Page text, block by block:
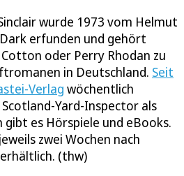
wurde 1973 vom Helmut
erfunden und gehört
oder Perry Rhodan zu
in Deutschland. Seit
Verlag wöchentlich
Yard-Inspector als
es Hörspiele und eBooks.
zwei Wochen nach
(thw)